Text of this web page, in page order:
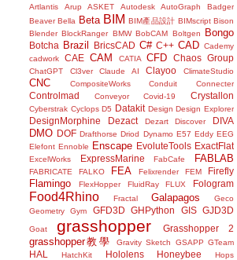
Artlantis Arup ASKET Autodesk AutoGraph
Badger
Beaver Bella Beta BIM BIM產品設計 BIMscript Bison
Blender BlockRanger BMW BobCAM Boltgen Bongo
Botcha Brazil BricsCAD C# C++ CAD Cademy
cadwork
CAE CAM CATIA CFD Chaos Group
ChatGPT Cl3ver Claude AI Clayoo ClimateStudio
CNC CompositeWorks Conduit Connecter
Controlmad Conveyor Covid-19 Crystallon
Cyberstrak Cyclops D5 Datakit Design Design Explorer
DesignMorphine Dezact Dezart Discover DIVA
DMO DOF Drafthorse Driod Dynamo E57 Eddy EEG
Elefont Ennoble Enscape EvoluteTools ExactFlat
ExcelWorks ExpressMarine FabCafe FABLAB
FABRICATE FALKO FEA Felixrender FEM Firefly
Flamingo FlexHopper FluidRay FLUX Fologram
Food4Rhino Fractal Galapagos
Geco
Geometry Gym
GFD3D GHPython GIS GJD3D
Goat grasshopper Grasshopper 2
grasshopper教學 Gravity Sketch GSAPP GTeam
HAL HatchKit Hololens Honeybee
Hops